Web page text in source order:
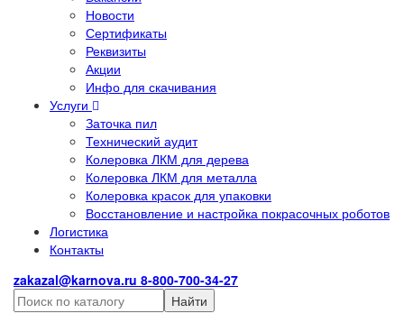
Новости
Сертификаты
Реквизиты
Акции
Инфо для скачивания
Услуги
Заточка пил
Технический аудит
Колеровка ЛКМ для дерева
Колеровка ЛКМ для металла
Колеровка красок для упаковки
Восстановление и настройка покрасочных роботов
Логистика
Контакты
zakazal@karnova.ru 8-800-700-34-27
Найти